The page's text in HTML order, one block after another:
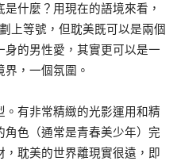
什麼？用現在的語境來看，
上等號，但耽美既可以是兩個
的男性愛，其實更可以是一
，一個氛圍。
有非常精緻的光影運用和精
色（通常是青春美少年）完
耽美的世界離現實很遠，即